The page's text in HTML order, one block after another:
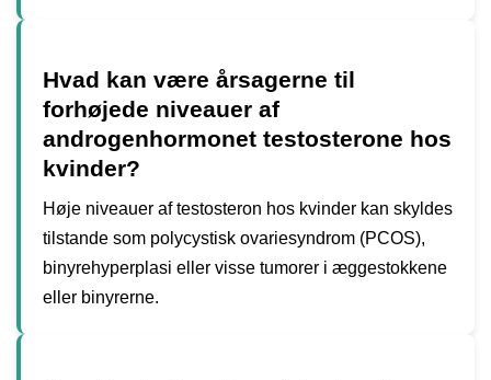
Hvad kan være årsagerne til
forhøjede niveauer af
androgenhormonet testosterone hos
kvinder?
Høje niveauer af testosteron hos kvinder kan skyldes
tilstande som polycystisk ovariesyndrom (PCOS),
binyrehyperplasi eller visse tumorer i æggestokkene
eller binyrerne.